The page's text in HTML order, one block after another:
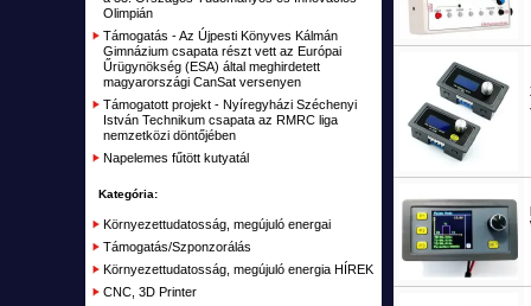
Akku töltők, adapterek
Alkatrészek, Tuning
Kiegészítők, Építőanyag
Elemek, akkumulátorok
Plusz
Kifutott termékek
Garázs
Olimpián
Támogatás - Az Újpesti Könyves Kálmán
Gimnázium csapata részt vett az Európai
Űrügynökség (ESA) által meghirdetett
magyarországi CanSat versenyen
Támogatott projekt - Nyíregyházi Széchenyi
István Technikum csapata az RMRC liga
nemzetközi döntőjében
Napelemes fűtött kutyatál
Kategória:
Környezettudatosság, megújuló energai
Támogatás/Szponzorálás
Környezettudatosság, megújuló energia HÍREK
CNC, 3D Printer